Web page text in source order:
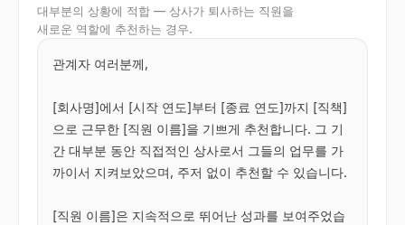
대부분의 상황에 적합 — 상사가 퇴사하는 직원을
새로운 역할에 추천하는 경우.
관계자 여러분께,
[회사명]에서 [시작 연도]부터 [종료 연도]까지 [직책]
으로 근무한 [직원 이름]을 기쁘게 추천합니다. 그 기
간 대부분 동안 직접적인 상사로서 그들의 업무를 가
까이서 지켜보았으며, 주저 없이 추천할 수 있습니다.
[직원 이름]은 지속적으로 뛰어난 성과를 보여주었습